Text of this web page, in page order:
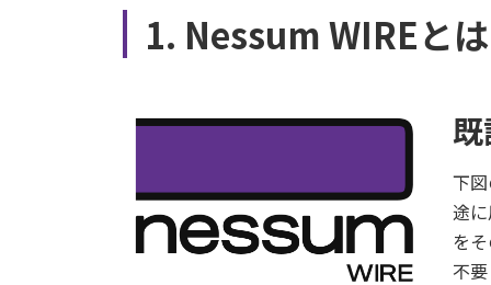
1. Nessum WIREとは
下
途
を
不